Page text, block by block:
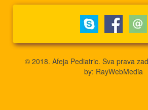
© 2018. Afeja Pediatric. Sva prava
by: RayWebMedia